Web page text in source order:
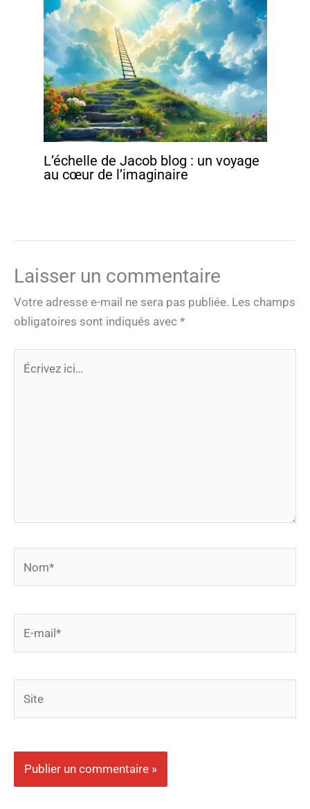
L’échelle de Jacob blog : un voyage
au cœur de l’imaginaire
Laisser un commentaire
Votre adresse e-mail ne sera pas publiée. Les champs
obligatoires sont indiqués avec *
ici…